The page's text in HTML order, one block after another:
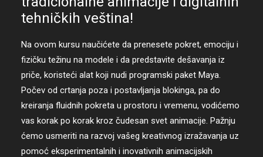
tehničkih veština!
Na ovom kursu naučićete da prenesete pokret, emociju i
fizičku težinu na modele i da predstavite dešavanja iz
priče, koristeći alat koji nudi programski paket Maya.
Počev od crtanja poza i postavljanja blokinga, pa do
kreiranja fluidnih pokreta u prostoru i vremenu, vodićemo
vas korak po korak kroz čudesan svet animacije. Pažnju
ćemo usmeriti na razvoj vašeg kreativnog izražavanja uz
pomoć eksperimentalnih i inovativnih animacijskih